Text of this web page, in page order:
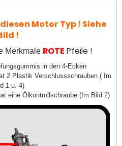
Motor Typ ! Siehe
!
Merkmale ROTE Pfeile !
in den 4-Ecken
2 Plastik Verschlussschrauben ( Im
1 u. 4)
eine Ölkontrollschraube (Im Bild 2)